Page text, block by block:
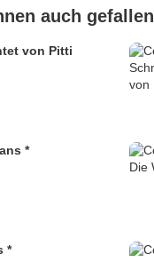
auch gefallen
von Pitti
*
*